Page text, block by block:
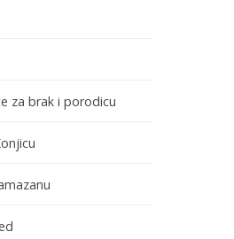
za brak i porodicu